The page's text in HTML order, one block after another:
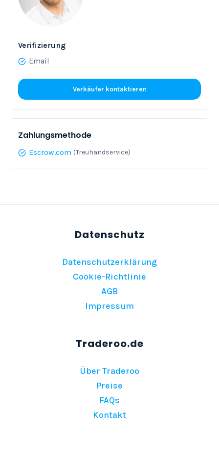
Verifizierung
Email
Verkäufer kontaktieren
Zahlungsmethode
Escrow.com (Treuhandservice)
Datenschutzerklärung
Cookie-Richtlinie
AGB
Impressum
Über Traderoo
Preise
FAQs
Kontakt